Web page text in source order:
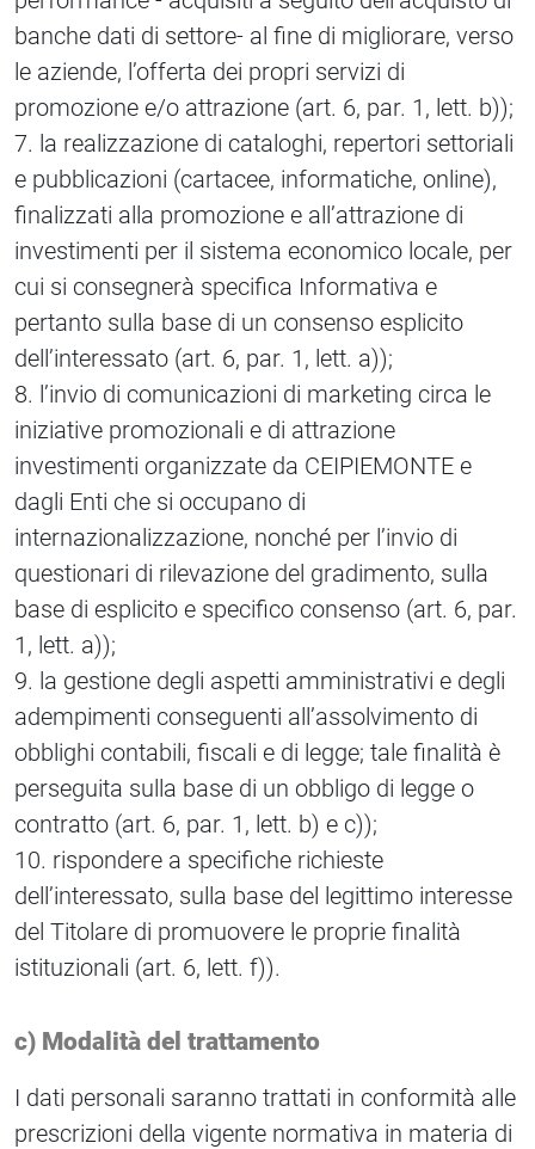
banche dati di settore- al fine di migliorare, verso
le aziende, l’offerta dei propri servizi di
promozione e/o attrazione (art. 6, par. 1, lett. b));
7. la realizzazione di cataloghi, repertori settoriali
e pubblicazioni (cartacee, informatiche, online),
finalizzati alla promozione e all’attrazione di
investimenti per il sistema economico locale, per
cui si consegnerà specifica Informativa e
pertanto sulla base di un consenso esplicito
dell’interessato (art. 6, par. 1, lett. a));
8. l’invio di comunicazioni di marketing circa le
iniziative promozionali e di attrazione
investimenti organizzate da CEIPIEMONTE e
dagli Enti che si occupano di
internazionalizzazione, nonché per l’invio di
questionari di rilevazione del gradimento, sulla
base di esplicito e specifico consenso (art. 6, par.
1, lett. a));
9. la gestione degli aspetti amministrativi e degli
adempimenti conseguenti all’assolvimento di
obblighi contabili, fiscali e di legge; tale finalità è
perseguita sulla base di un obbligo di legge o
contratto (art. 6, par. 1, lett. b) e c));
10. rispondere a specifiche richieste
dell’interessato, sulla base del legittimo interesse
del Titolare di promuovere le proprie finalità
istituzionali (art. 6, lett. f)).
c) Modalità del trattamento
I dati personali saranno trattati in conformità alle
prescrizioni della vigente normativa in materia di